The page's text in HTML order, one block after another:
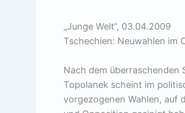
„Junge Welt“, 03.04.2009
Tschechien: Neuwahlen im
Nach dem überraschenden
Topolanek scheint im
vorgezogenen Wahlen, auf